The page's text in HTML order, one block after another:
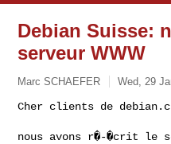
Debian Suisse:
serveur WWW
Marc SCHAEFER Wed, 29
Cher clients de
nous avons r�-�crit le